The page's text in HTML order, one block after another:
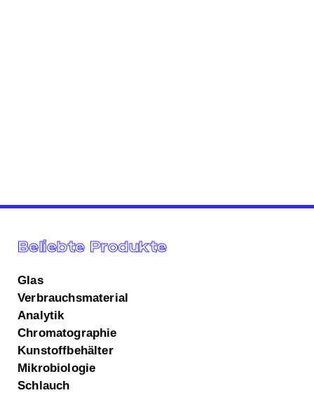
Beliebte Produkte
Glas
Verbrauchsmaterial
Analytik
Chromatographie
Kunstoffbehälter
Mikrobiologie
Schlauch